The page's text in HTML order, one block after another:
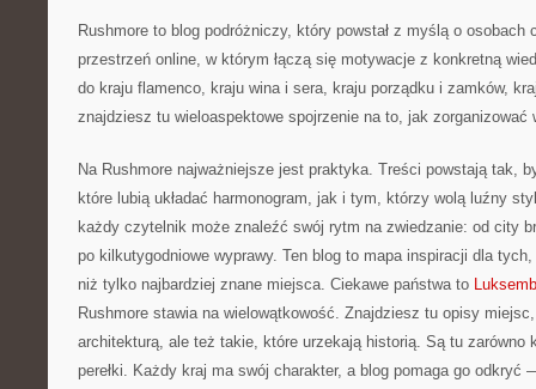
Rushmore to blog podróżniczy, który powstał z myślą o osobach
przestrzeń online, w którym łączą się motywacje z konkretną
do kraju flamenco, kraju wina i sera, kraju porządku i zamków,
znajdziesz tu wieloaspektowe spojrzenie na to, jak zorganizować
Na Rushmore najważniejsze jest praktyka. Treści powstają tak,
które lubią układać harmonogram, jak i tym, którzy wolą luźny
każdy czytelnik może znaleźć swój rytm na zwiedzanie: od city
po kilkutygodniowe wyprawy. Ten blog to mapa inspiracji dla
niż tylko najbardziej znane miejsca. Ciekawe państwa to
Rushmore stawia na wielowątkowość. Znajdziesz tu opisy
architekturą, ale też takie, które urzekają historią. Są tu zarówno
perełki. Każdy kraj ma swój charakter, a blog pomaga go